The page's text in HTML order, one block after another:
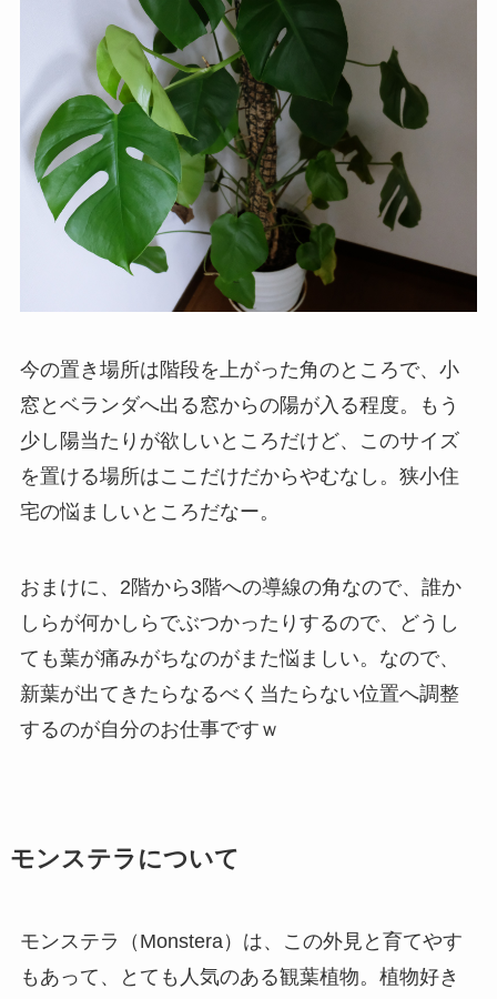
今の置き場所は階段を上がった角のところで、小
窓とベランダへ出る窓からの陽が入る程度。もう
少し陽当たりが欲しいところだけど、このサイズ
を置ける場所はここだけだからやむなし。狭小住
宅の悩ましいところだなー。
おまけに、2階から3階への導線の角なので、誰か
しらが何かしらでぶつかったりするので、どうし
ても葉が痛みがちなのがまた悩ましい。なので、
新葉が出てきたらなるべく当たらない位置へ調整
するのが自分のお仕事ですｗ
モンステラについて
モンステラ（Monstera）は、この外見と育てやす
もあって、とても人気のある観葉植物。植物好き